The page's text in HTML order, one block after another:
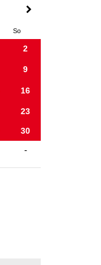
So
2
9
16
23
30
-